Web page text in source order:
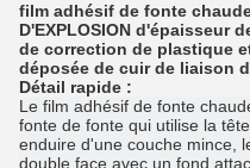
film adhésif de fonte chaude
D'EXPLOSION d'épaisseur
de correction de plastique
déposée de cuir de liaison
Détail rapide :
Le film adhésif de fonte
fonte de fonte qui utilise la
enduire d'une couche mince,
double face avec un fond